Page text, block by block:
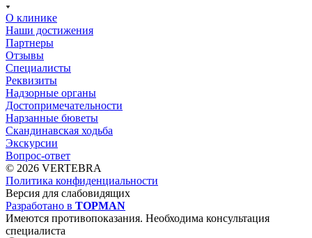
О клинике
Наши достижения
Партнеры
Отзывы
Специалисты
Реквизиты
Надзорные органы
Достопримечательности
Нарзанные бюветы
Скандинавская ходьба
Экскурсии
Вопрос-ответ
© 2026 VERTEBRA
Политика конфиденциальности
Версия для слабовидящих
Разработано в TOPMAN
Имеются противопоказания. Необходима консультация
специалиста